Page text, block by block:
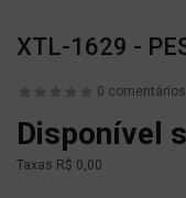
XTL-1629 -
0 comentários
Disponível
Taxas R$ 0,00